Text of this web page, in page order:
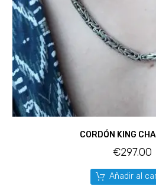
CORDÓN KING
€297.00
Añadir al